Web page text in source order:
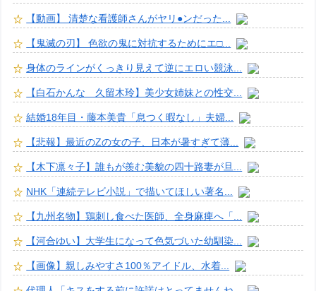
【動画】 清楚な看護師さんがヤリ●ンだった...
【鬼滅の刃】 色欲の鬼に対抗するためにエ□...
身体のラインがくっきり見えて逆にエロい競泳...
【白石かんな 久留木玲】美少女姉妹との性交...
結婚18年目・藤本美貴「息つく暇なし」夫婦...
【悲報】最近のZの女の子、日本が暑すぎて薄...
【木下凛々子】誰もが羨む美貌の四十路妻が旦...
NHK「連続テレビ小説」で描いてほしい著名...
【九州名物】鶏刺し食べた医師、全身麻痺へ「...
【河合ゆい】大学生になって色気づいた幼馴染...
【画像】親しみやすさ100％アイドル、水着...